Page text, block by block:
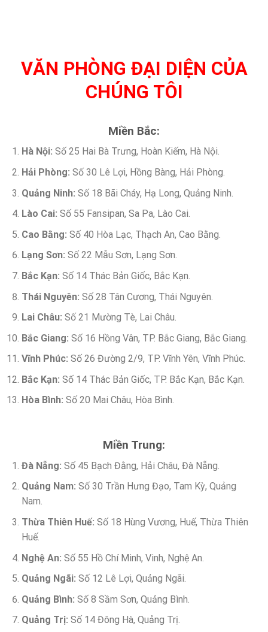
VĂN PHÒNG ĐẠI DIỆN CỦA
CHÚNG TÔI
Miền Bắc:
Hà Nội: Số 25 Hai Bà Trưng, Hoàn Kiếm, Hà Nội.
Hải Phòng: Số 30 Lê Lợi, Hồng Bàng, Hải Phòng.
Quảng Ninh: Số 18 Bãi Cháy, Hạ Long, Quảng Ninh.
Lào Cai: Số 55 Fansipan, Sa Pa, Lào Cai.
Cao Bằng: Số 40 Hòa Lạc, Thạch An, Cao Bằng.
Lạng Sơn: Số 22 Mẫu Sơn, Lạng Sơn.
Bắc Kạn: Số 14 Thác Bản Giốc, Bắc Kạn.
Thái Nguyên: Số 28 Tân Cương, Thái Nguyên.
Lai Châu: Số 21 Mường Tè, Lai Châu.
Bắc Giang: Số 16 Hồng Vân, TP. Bắc Giang, Bắc Giang.
Vĩnh Phúc: Số 26 Đường 2/9, TP. Vĩnh Yên, Vĩnh Phúc.
Bắc Kạn: Số 14 Thác Bản Giốc, TP. Bắc Kạn, Bắc Kạn.
Hòa Bình: Số 20 Mai Châu, Hòa Bình.
Miền Trung:
Đà Nẵng: Số 45 Bạch Đằng, Hải Châu, Đà Nẵng.
Quảng Nam: Số 30 Trần Hưng Đạo, Tam Kỳ, Quảng
Nam.
Thừa Thiên Huế: Số 18 Hùng Vương, Huế, Thừa Thiên
Huế.
Nghệ An: Số 55 Hồ Chí Minh, Vinh, Nghệ An.
Quảng Ngãi: Số 12 Lê Lợi, Quảng Ngãi.
Quảng Bình: Số 8 Sầm Sơn, Quảng Bình.
Quảng Trị: Số 14 Đông Hà, Quảng Trị.